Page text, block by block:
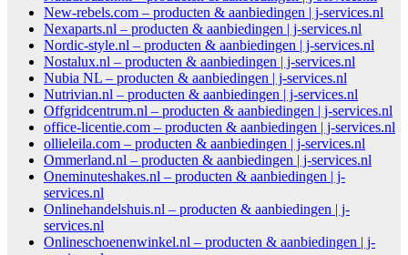
New-rebels.com – producten & aanbiedingen | j-services.nl
Nexaparts.nl – producten & aanbiedingen | j-services.nl
Nordic-style.nl – producten & aanbiedingen | j-services.nl
Nostalux.nl – producten & aanbiedingen | j-services.nl
Nubia NL – producten & aanbiedingen | j-services.nl
Nutrivian.nl – producten & aanbiedingen | j-services.nl
Offgridcentrum.nl – producten & aanbiedingen | j-services.nl
office-licentie.com – producten & aanbiedingen | j-services.nl
ollieleila.com – producten & aanbiedingen | j-services.nl
Ommerland.nl – producten & aanbiedingen | j-services.nl
Oneminuteshakes.nl – producten & aanbiedingen | j-
services.nl
Onlinehandelshuis.nl – producten & aanbiedingen | j-
services.nl
Onlineschoenenwinkel.nl – producten & aanbiedingen | j-